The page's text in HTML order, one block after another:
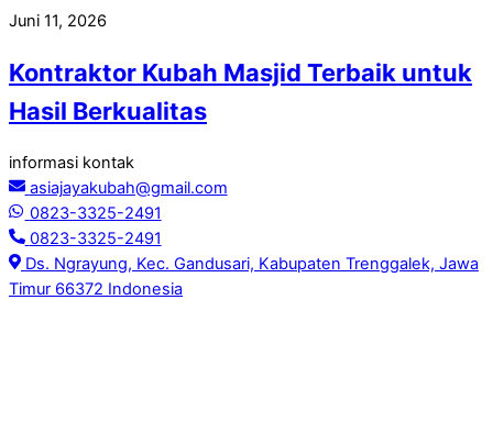
Juni 11, 2026
Kontraktor Kubah Masjid Terbaik untuk
Hasil Berkualitas
informasi kontak
asiajayakubah@gmail.com
0823-3325-2491
0823-3325-2491
Ds. Ngrayung, Kec. Gandusari, Kabupaten Trenggalek, Jawa
Timur 66372 Indonesia